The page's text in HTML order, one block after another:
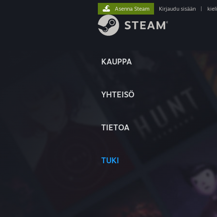
KAUPPA
YHTEISÖ
TIETOA
TUKI
Asenna Steam Kirjaudu sisään kieli